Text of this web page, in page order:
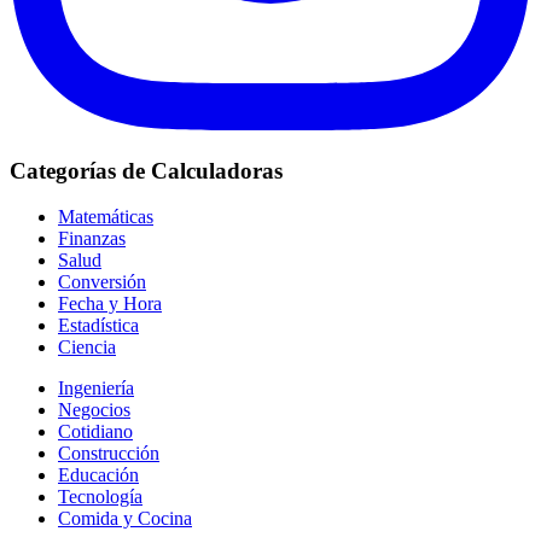
Categorías de Calculadoras
Matemáticas
Finanzas
Salud
Conversión
Fecha y Hora
Estadística
Ciencia
Ingeniería
Negocios
Cotidiano
Construcción
Educación
Tecnología
Comida y Cocina